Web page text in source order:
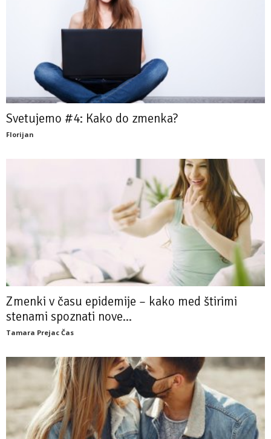
Svetujemo #4: Kako do zmenka?
Florijan
Zmenki v času epidemije – kako med štirimi
stenami spoznati nove...
Tamara Prejac Čas